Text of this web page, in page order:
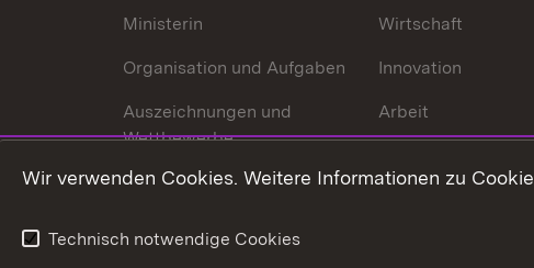
Ministerin
Organisation und Aufgaben
Auszeichnungen und
Wettbewerbe
Wirtschaft
Innovation
Arbeit
Wir verwenden Cookies. Weitere Informationen zu
Technisch notwendige Cookies